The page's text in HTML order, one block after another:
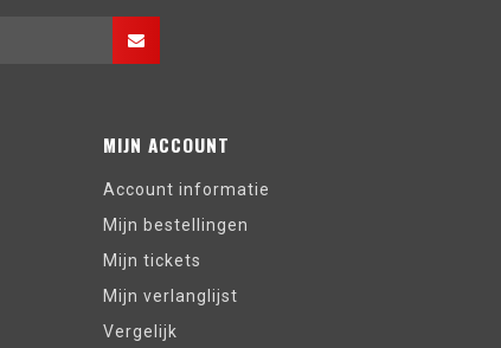
MIJN ACCOUNT
Account informatie
Mijn bestellingen
Mijn tickets
Mijn verlanglijst
Vergelijk